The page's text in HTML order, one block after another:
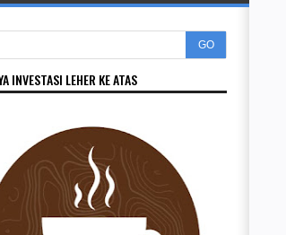
GO
INVESTASI LEHER KE ATAS